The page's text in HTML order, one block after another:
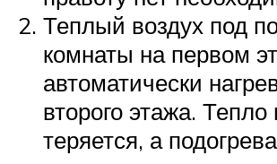
Теплый воздух под
комнаты на первом
автоматически
второго этажа. Тепло
теряется, а